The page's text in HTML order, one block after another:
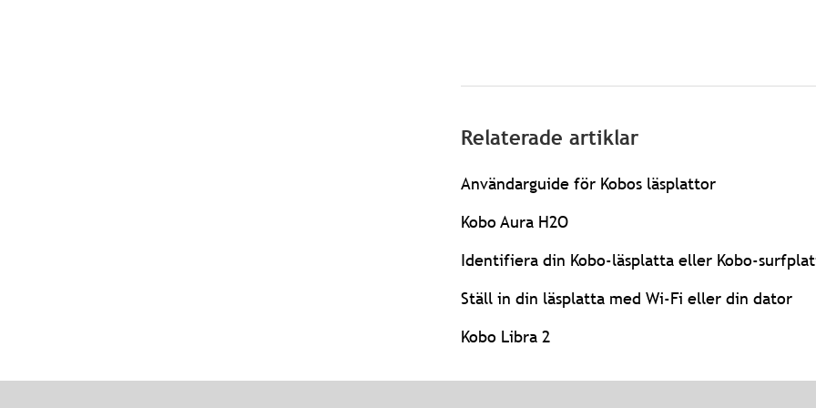
Relaterade artiklar
Användarguide för Kobos läsplattor
Kobo Aura H2O
Identifiera din Kobo-läsplatta eller Kobo-
Ställ in din läsplatta med Wi-Fi eller din dator
Kobo Libra 2